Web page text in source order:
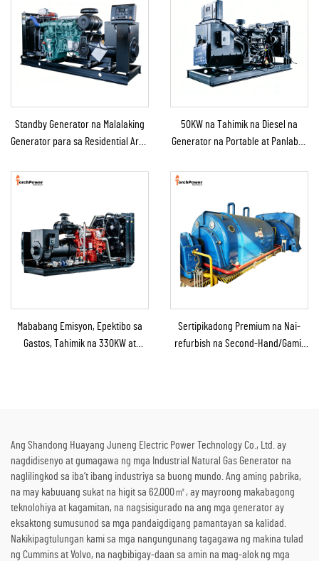
Standby Generator na Malalaking
Generator para sa Residential Area
50KW na Tahimik na Diesel na
Generator na Portable at Panlabas
Panlabas na Konstruksyon at
Mababang Emisyon, Epektibo sa
Gastos, Tahimik na 330KW at
Sertipikadong Premium na Nai-
refurbish na Second-Hand/Gamit
Ang Shandong Huayang Juneng Electric Power Technology Co., Ltd. ay
nagdidisenyo at gumagawa ng mga Industrial Natural Gas Generator na
naglilingkod sa iba’t ibang industriya sa buong mundo. Ang aming pabrika,
na may kabuuang sukat na higit sa 62,000㎡, ay mayroong makabagong
teknolohiya at kagamitan, na nagsisigurado na ang mga generator ay
eksaktong sumusunod sa mga pandaigdigang pamantayan sa kalidad.
Nakikipagtulungan kami sa mga nangungunang tagagawa ng makina tulad
ng Cummins at Volvo, na nagbibigay-daan sa amin na mag-alok ng mga